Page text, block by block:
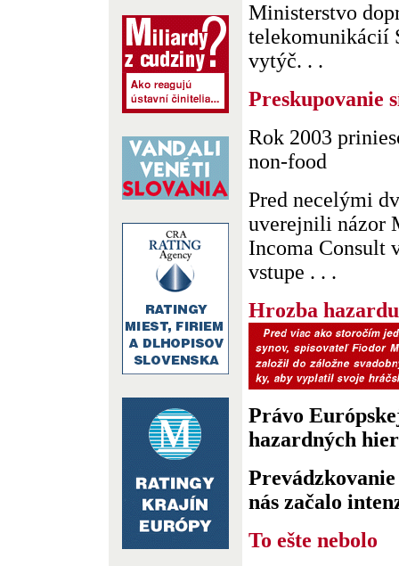
Ministerstvo
telekomunikácií
vytýč. . .
Preskupovanie
Rok 2003
non-food
Pred necelými
uverejnili názor
Incoma Consult
vstupe . . .
Hrozba
Právo
hazardných
nás začalo
To ešte nebolo